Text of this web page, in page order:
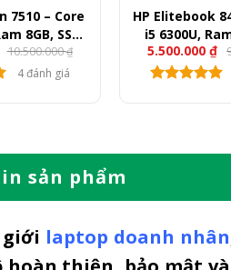
7510 – Core
8GB, SSD
Quadro
FullHD
10.500.000₫
4 đánh giá
HP Elitebook
i5 6300U,
256GB,
5.500.000₫
sản phẩm
laptop doanh nhân